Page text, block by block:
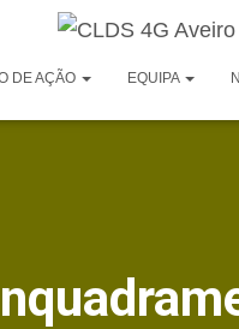
DE AÇÃO EQUIPA